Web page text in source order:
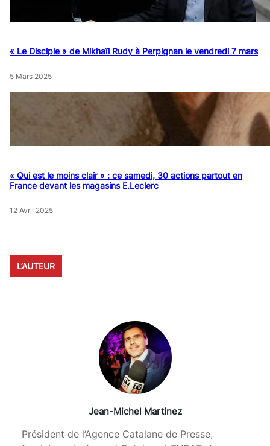
« Le Disciple » de Mikhaïl Rudy à Perpignan le vendredi 7 mars
5 Mars 2025
« Qui est le moins clair » : ce samedi, 30 actions partout en
France devant les magasins E.Leclerc
12 Avril 2025
L’AUTEUR
Jean-Michel Martinez
Président de l’Agence Catalane de Presse,